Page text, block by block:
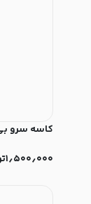
کاسه سرو
۱٫۵۰۰٫۰۰۰